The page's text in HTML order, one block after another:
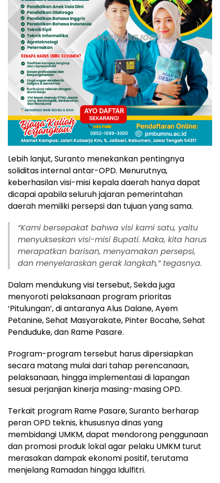
Lebih lanjut, Suranto menekankan pentingnya
soliditas internal antar-OPD. Menurutnya,
keberhasilan visi-misi kepala daerah hanya dapat
dicapai apabila seluruh jajaran pemerintahan
daerah memiliki persepsi dan tujuan yang sama.
“Kami bersepakat bahwa visi kami satu, yaitu
menyukseskan visi-misi Bupati. Maka, kita harus
merapatkan barisan, menyamakan persepsi,
dan menyelaraskan gerak langkah,” tegasnya.
Dalam mendukung visi tersebut, Sekda juga
menyoroti pelaksanaan program prioritas
‘Pitulungan’, di antaranya Alus Dalane, Ayem
Petanine, Sehat Masyarakate, Pinter Bocahe, Sehat
Penduduke, dan Rame Pasare.
Program-program tersebut harus dipersiapkan
secara matang mulai dari tahap perencanaan,
pelaksanaan, hingga implementasi di lapangan
sesuai perjanjian kinerja masing-masing OPD.
Terkait program Rame Pasare, Suranto berharap
peran OPD teknis, khususnya dinas yang
membidangi UMKM, dapat mendorong penggunaan
dan promosi produk lokal agar pelaku UMKM turut
merasakan dampak ekonomi positif, terutama
menjelang Ramadan hingga Idulfitri.